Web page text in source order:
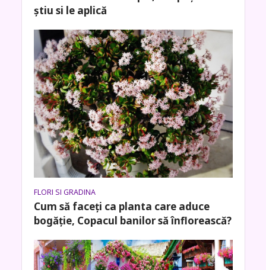
știu si le aplică
FLORI SI GRADINA
Cum să faceți ca planta care aduce
bogăţie, Copacul banilor să înflorească?